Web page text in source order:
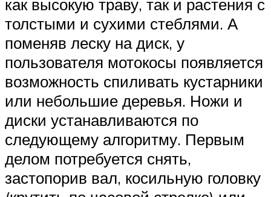
как высокую траву, так и растения с
толстыми и сухими стеблями. А
поменяв леску на диск, у
пользователя мотокосы появляется
возможность спиливать кустарники
или небольшие деревья. Ножи и
диски устанавливаются по
следующему алгоритму. Первым
делом потребуется снять,
застопорив вал, косильную головку